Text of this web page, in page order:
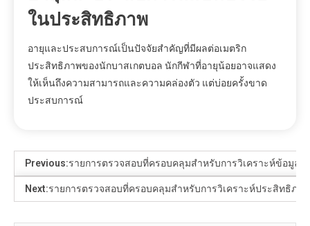
ในประสิทธิภาพ
อายุและประสบการณ์เป็นปัจจัยสำคัญที่มีผลต่อเมตริก
ประสิทธิภาพของนักบาสเกตบอล นักกีฬาที่อายุน้อยอาจแสดง
ให้เห็นถึงความสามารถและความคล่องตัว แต่บ่อยครั้งขาด
ประสบการณ์
Previous:รายการตรวจสอบที่ครอบคลุมสำหรับการวิเคราะห์ข้อมูลผู้
Next:รายการตรวจสอบที่ครอบคลุมสำหรับการวิเคราะห์ประสิทธิภา